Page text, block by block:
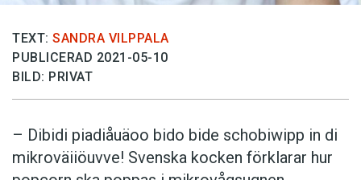
TEXT: SANDRA VILPPALA
PUBLICERAD 2021-05-10
BILD: PRIVAT
– Dibidi piadiåuäoo bido bide schobiwipp in di
mikroväiiöuvve! Svenska kocken förklarar hur